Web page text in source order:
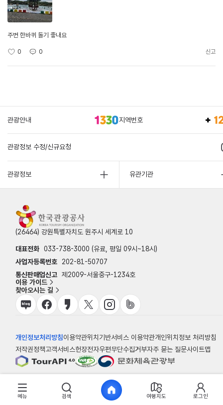
주변 한바퀴 돌기 좋내요
0 0 신고
관광안내 지역번호
관광정보 수정/신규요청
관광정보 유관기관
(26464) 강원특별자치도 원주시 세계로 10
대표전화 033-738-3000 (유료, 평일 09시~18시)
사업자등록번호
202-81-50707
통신판매업신고 제2009-서울중구-1234호
이용 가이드
찾아오시는 길
개인정보처리방침이용약관위치기반서비스 이용약관개인위치정보 처리방침
저작권정책고객서비스헌장전자우편무단수집거부자주 묻는 질문사이트맵
© 한국관광공사
메뉴 검색 여행지도 로그인